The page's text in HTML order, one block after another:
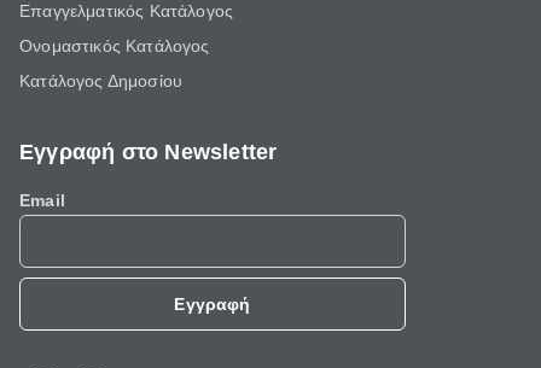
Επαγγελματικός Κατάλογος
Ονομαστικός Κατάλογος
Κατάλογος Δημοσίου
Εγγραφή στο Newsletter
Email
Εγγραφή